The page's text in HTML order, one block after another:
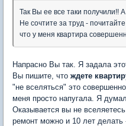
Так Вы ее все таки получили!!
Не сочтите за труд -
что у меня квартира
Напрасно Вы так. Я задала
Вы пишите, что ждете
"не вселяться" это
меня просто напугала. Я
Оказывается вы не
ремонт можно и 10 лет делать